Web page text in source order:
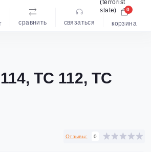
сравнить cвязаться корзина
0
TC 112, TC
Отзывы: 0